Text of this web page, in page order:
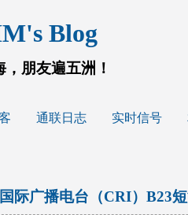
Blog
，朋友遍五洲！
通联日志 实时信号
际广播电台（CRI）B23